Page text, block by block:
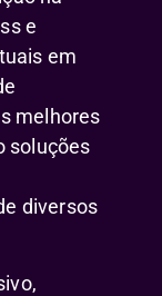
e
em
melhores
soluções
diversos